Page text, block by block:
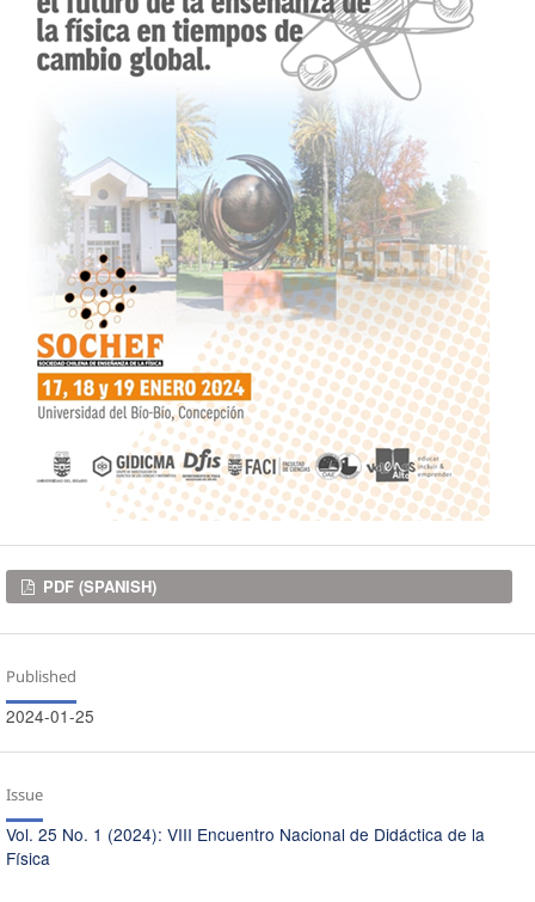
Downloads
PDF (SPANISH)
Published
2024-01-25
Issue
Vol. 25 No. 1 (2024): VIII Encuentro Nacional de Didáctica de la
Física